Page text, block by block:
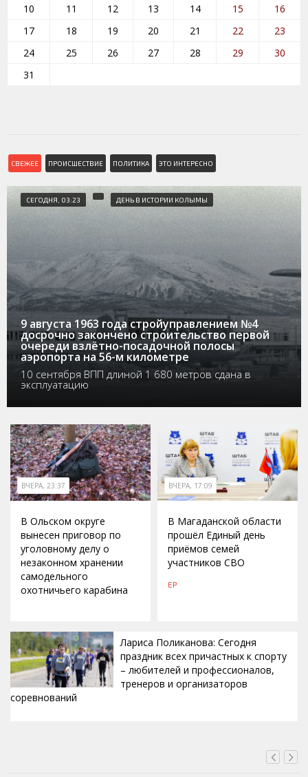
10 11 12 13 14 15
16
17
18 19 20 21 22
23
24
25 26 27 28 29
30
31
СВЕЖЕЕ ПРОИСШЕСТВИЕ ПОЛИТИКА ЭТО ИНТЕРЕСНО
СЕГОДНЯ, 03:23 ДЕНЬ В ИСТОРИИ КОЛЫМЫ
9 августа 1963 года стройуправлением №4
досрочно закончено строительство первой
очереди взлётно-посадочной полосы
аэропорта на 56-м километре
10 сентября ВПП длиной 1 680 метров сдана в
эксплуатацию
ВЧЕРА, 23:37
В Ольском округе
вынесен приговор по
уголовному делу о
незаконном хранении
самодельного
охотничьего карабина
ВЧЕРА, 17:09
В Магаданской области
прошёл Единый день
приёмов семей
участников СВО
ЕР
Лариса Поликанова: Сегодня
праздник всех причастных к спорту
– любителей и профессионалов,
тренеров и организаторов
соревнований